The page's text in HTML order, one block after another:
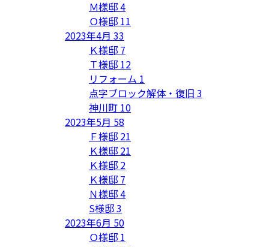
Ｍ様邸4
Ｏ様邸 11
2023年4月 33
Ｋ様邸 7
Ｔ様邸 12
リフォーム 1
点字ブロック解体・復旧 3
神川町 10
2023年5月 58
Ｆ様邸 21
Ｋ様邸 21
Ｋ様邸 2
Ｋ様邸 7
Ｎ様邸4
S様邸3
2023年6月 50
Ｏ様邸 1